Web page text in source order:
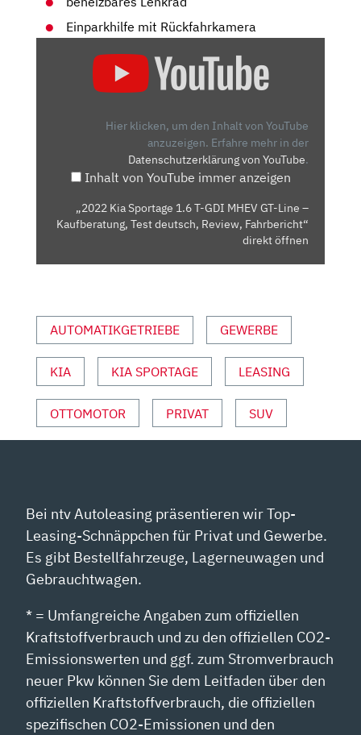
Einparkhilfe mit Rückfahrkamera
SPORTAGE
FAHRBERICHT“
VON
YOUTUBE
ANZEIGEN
Hier klicken, um den Inhalt von YouTube
anzuzeigen. Erfahre mehr in der
Datenschutzerklärung von YouTube.
Inhalt von YouTube immer anzeigen
„2022 Kia Sportage 1.6 T-GDI MHEV GT-Line –
Kaufberatung, Test deutsch, Review, Fahrbericht“
direkt öffnen
AUTOMATIKGETRIEBE GEWERBE
KIA KIA SPORTAGE LEASING
OTTOMOTOR PRIVAT SUV
Bei ntv Autoleasing präsentieren wir Top-
Leasing-Schnäppchen für Privat und Gewerbe.
Es gibt Bestellfahrzeuge, Lagerneuwagen und
Gebrauchtwagen.
* = Umfangreiche Angaben zum offiziellen
Kraftstoffverbrauch und zu den offiziellen CO2-
Emissionswerten und ggf. zum Stromverbrauch
neuer Pkw können Sie dem Leitfaden über den
offiziellen Kraftstoffverbrauch, die offiziellen
spezifischen CO2-Emissionen und den